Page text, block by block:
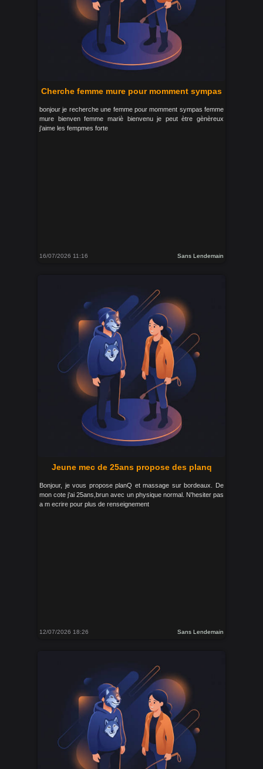
Cherche femme mure pour momment sympas
bonjour je recherche une femme pour momment sympas femme
mure bienven femme mariè bienvenu je peut ètre gènèreux
j'aime les fempmes forte
16/07/2026 11:16 Sans Lendemain
Jeune mec de 25ans propose des planq
Bonjour, je vous propose planQ et massage sur bordeaux. De
mon cote j'ai 25ans,brun avec un physique normal. N'hesiter pas
a m ecrire pour plus de renseignement
12/07/2026 18:26 Sans Lendemain